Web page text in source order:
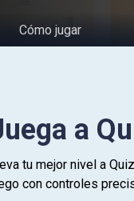
Cómo jugar
a
tu mejor nivel a
con controles